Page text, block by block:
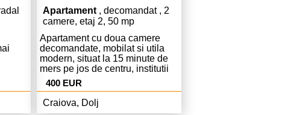
Apartament , decomandat , 2
camere, etaj 2, 50 mp
Apartament cu doua camere
decomandate, mobilat si utila
modern, situat la 15 minute de
mers pe jos de centru, institutii
publice, scoli si gradinite. In
zona se afla Unitatea Militara si
Politia Romana. Pentru vizitare
si alte detalii contactati agentia.
400 EUR
Craiova, Dolj